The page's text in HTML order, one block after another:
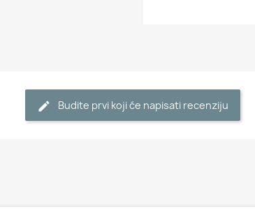
Budite prvi koji će napisati recenziju